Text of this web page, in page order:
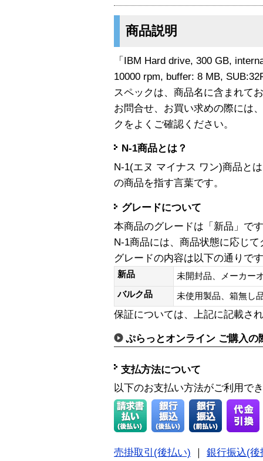
商品説明
「IBM Hard drive, 300 GB,
10000 rpm, buffer: 8 MB,
スペックは、商品名に含まれて
お問合せ、お買い求めの際には
クをよくご確認ください。
N-1商品とは？
N-1(エヌ マイナス ワン)商品と
の商品を指す言葉です。
グレードについて
本商品のグレードは「新品」です
N-1商品には、商品状態に応じ
グレードの内容は以下の通りで
新品
未開封品、メーカー
バルク品
未使用製品、箱無
保証については、上記に記載さ
ぷらっとオンライン ご購入の
支払方法について
以下のお支払い方法がご利用で
売掛取引(後払い)
銀行振込(後